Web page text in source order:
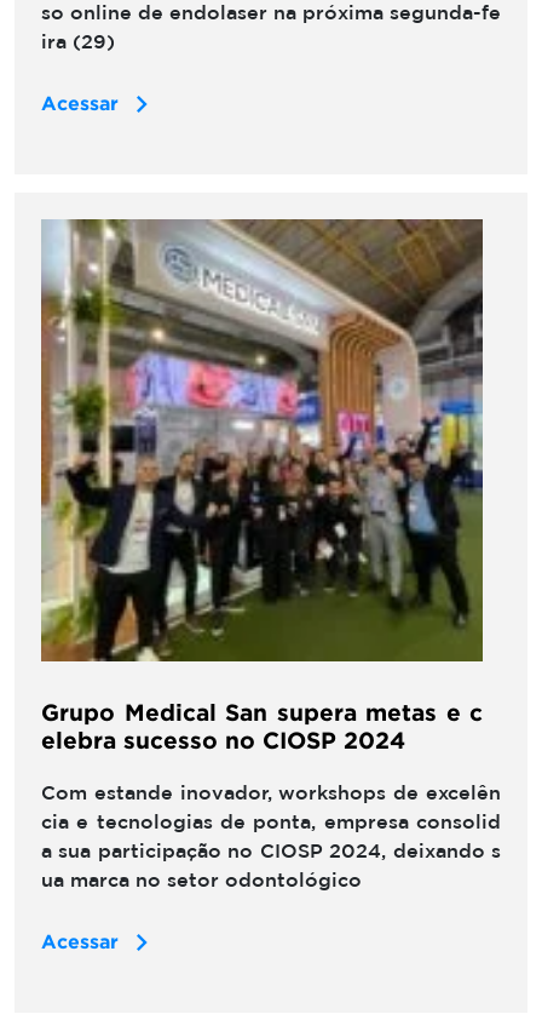
so online de endolaser na próxima segunda-fe
ira (29)
Acessar
Grupo Medical San supera metas e c
elebra sucesso no CIOSP 2024
Com estande inovador, workshops de excelên
cia e tecnologias de ponta, empresa consolid
a sua participação no CIOSP 2024, deixando s
ua marca no setor odontológico
Acessar